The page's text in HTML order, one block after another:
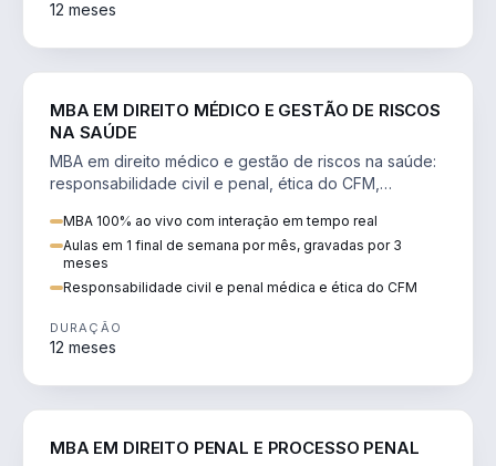
12 meses
MBA EM DIREITO MÉDICO E GESTÃO DE RISCOS
NA SAÚDE
MBA em direito médico e gestão de riscos na saúde:
responsabilidade civil e penal, ética do CFM,
MBA 100% ao vivo com interação em tempo real
Aulas em 1 final de semana por mês, gravadas por 3
meses
Responsabilidade civil e penal médica e ética do CFM
DURAÇÃO
12 meses
MBA EM DIREITO PENAL E PROCESSO PENAL